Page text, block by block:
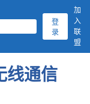
登
录
加
入
联
盟
线通信